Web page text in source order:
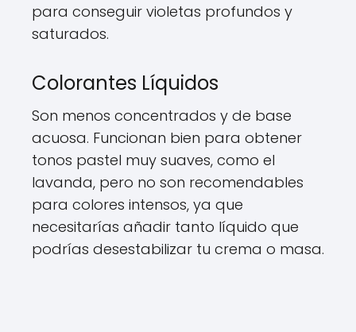
para conseguir violetas profundos y
saturados.
Colorantes Líquidos
Son menos concentrados y de base
acuosa. Funcionan bien para obtener
tonos pastel muy suaves, como el
lavanda, pero no son recomendables
para colores intensos, ya que
necesitarías añadir tanto líquido que
podrías desestabilizar tu crema o masa.